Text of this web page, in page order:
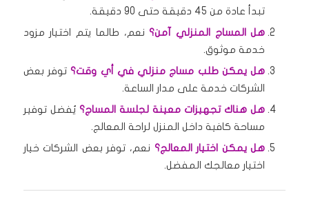
تبدأ عادة من 45 دقيقة حتى 90 دقيقة.
هل المساج المنزلي آمن؟ نعم، طالما يتم اختيار مزود
خدمة موثوق.
هل يمكن طلب مساج منزلي في أي وقت؟ توفر بعض
الشركات خدمة على مدار الساعة.
هل هناك تجهيزات معينة لجلسة المساج؟ يُفضل توفير
مساحة كافية داخل المنزل لراحة المعالج.
هل يمكن اختيار المعالج؟ نعم، توفر بعض الشركات خيار
اختيار معالجك المفضل.